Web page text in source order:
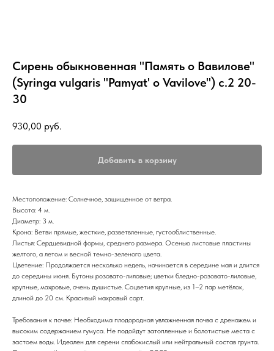
Сирень обыкновенная "Память о Вавилове"
(Syringa vulgaris "Pamyat' o Vavilove") с.2 20-
30
930,00 руб.
Добавить в корзину
Местоположение: Солнечное, защищенное от ветра.
Высота: 4 м.
Диаметр: 3 м.
Крона: Ветви прямые, жесткие, разветвленные, густооблиственные.
Листья: Сердцевидной формы, среднего размера. Осенью листовые пластины
желтого, а летом и весной темно-зеленого цвета.
Цветение: Продолжается несколько недель, начинается в середине мая и длится
до середины июня. Бутоны розовато-лиловые; цветки бледно-розовато-лиловые,
крупные, махровые, очень душистые. Соцветия крупные, из 1–2 пар метёлок,
длиной до 20 см. Красивый махровый сорт.
Требования к почве: Необходима плодородная увлажненная почва с дренажем и
высоким содержанием гумуса. Не подойдут затопленные и болотистые места с
застоем воды. Идеален для серени слабокислый или нейтральный состав грунта.